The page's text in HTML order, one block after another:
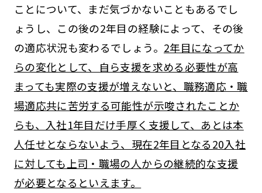
ことについて、まだ気づかないこともあるでし
ょうし、この後の2年目の経験によって、その後
の適応状況も変わるでしょう。 2年目になってか
らの変化として、自ら支援を求める必要性が高
まっても実際の支援が増えないと、職務適応・職
場適応共に苦労する可能性が示唆されたことか
らも、入社1年目だけ手厚く支援して、あとは本
人任せとならないよう、現在2年目となる20入社
に対しても上司・職場の人からの継続的な支援
が必要となるといえます。